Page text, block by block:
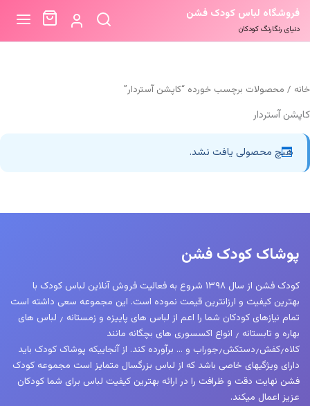
فروشگاه لباس کودک فشن
دنیای رنگارنگ کودکان
خانه / محصولات برچسب خورده “کاپشن آستردار”
کاپشن آستردار
هیچ محصولی یافت نشد.
پوشاک کودک فشن
کودک فشن از سال ۱۳۹۸ شروع به فعالیت فروش آنلاین لباس کودک با
بهترین کیفیت و ارزانترین قیمت نموده است. این مجموعه سعی داشته است
تمام نیازهای کودکان شما را اعم از لباس های پاییزه و زمستانه ٫ لباس های
بهاره و تابستانه ٫ انواع اکسسوری های بچگانه مانند
کلاه٫کفش٫دستکش٫جوراب و … برآورده کند. از آنجاییکه پوشاک کودک باید
دارای ویژگیهای خاصی باشد که از لباس بزرگسال متمایز است مجموعه کودک
فشن نهایت دقت و ظرافت را در ارائه بهترین کیفیت لباس برای شما کودکان
عزیز اعمال میکند.